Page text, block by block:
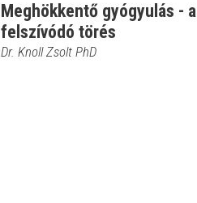
Meghökkentő gyógyulás - a
felszívódó törés
Dr. Knoll Zsolt PhD